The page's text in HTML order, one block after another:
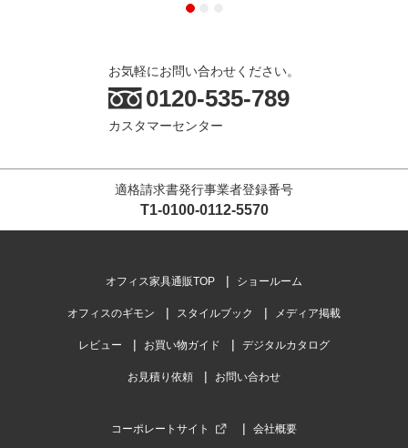
お気軽にお問い合わせください。
0120-535-789
カスタマーセンター
適格請求書発行事業者登録番号
T1-0100-0112-5570
オフィス家具通販TOP ショールーム
オフィスのギモン スタイルブック メディア掲載
レビュー お買い物ガイド デジタルカタログ
お見積り依頼 お問い合わせ
コーポレートサイト 会社概要